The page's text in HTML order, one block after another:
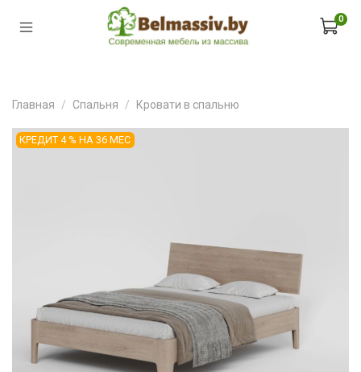
0
Главная Спальня Кровати в спальню
КРЕДИТ 4 % НА 36 МЕС